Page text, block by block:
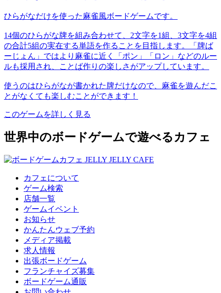
ひらがなだけを使った麻雀風ボードゲームです。
14個のひらがな牌を組み合わせて、2文字を1組、3文字を4組
の合計5組の実在する単語を作ることを目指します。「牌ば
ーじょん」ではより麻雀に近く「ポン」「ロン」などのルー
ルも採用され、ことば作りの楽しさがアップしています。
使うのはひらがなが書かれた牌だけなので、麻雀を遊んだこ
とがなくても楽しむことができます！
このゲームを詳しく見る
世界中のボードゲームで遊べるカフェ
カフェについて
ゲーム検索
店舗一覧
ゲームイベント
お知らせ
かんたんウェブ予約
メディア掲載
求人情報
出張ボードゲーム
フランチャイズ募集
ボードゲーム通販